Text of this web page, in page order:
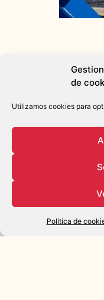
de
Utilizamos cookies para
Política de